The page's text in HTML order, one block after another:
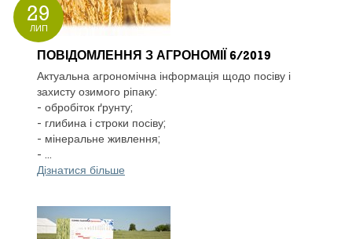
29
ЛИП
ПОВІДОМЛЕННЯ З АГРОНОМІЇ 6/2019
Актуальна агрономічна інформація щодо посіву і
захисту озимого ріпаку:
- обробіток ґрунту;
- глибина і строки посіву;
- мінеральне живлення;
- ...
Дізнатися більше